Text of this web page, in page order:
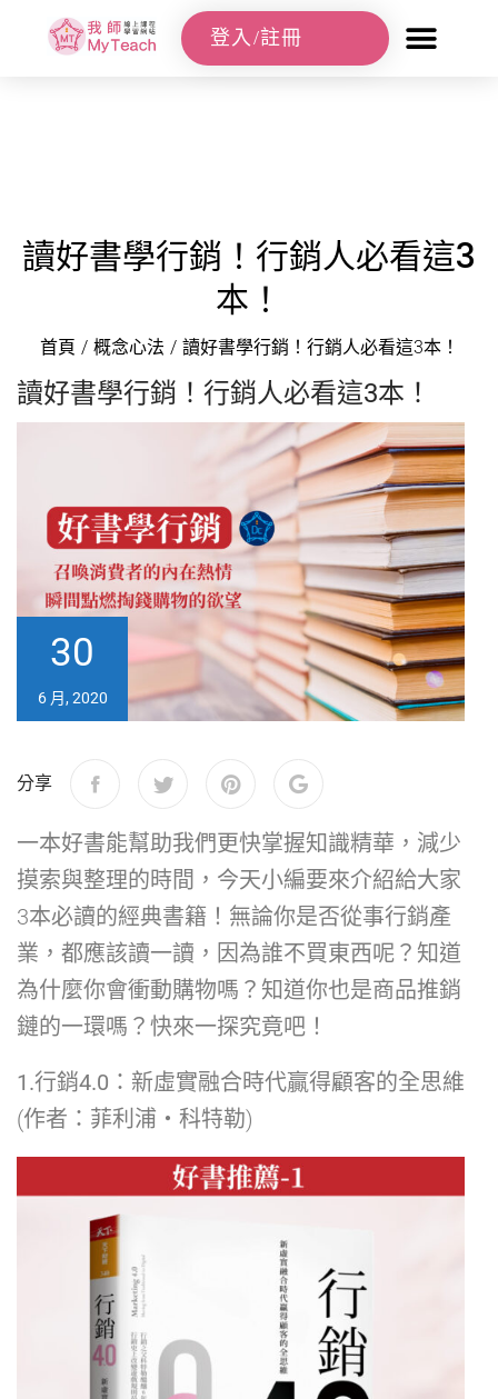
登入/註冊
讀好書學行銷！行銷人必看這3
本！
首頁 / 概念心法 / 讀好書學行銷！行銷人必看這3本！
讀好書學行銷！行銷人必看這3本！
30
6 月, 2020
分享
一本好書能幫助我們更快掌握知識精華，減少
摸索與整理的時間，今天小編要來介紹給大家
3本必讀的經典書籍！無論你是否從事行銷產
業，都應該讀一讀，因為誰不買東西呢？知道
為什麼你會衝動購物嗎？知道你也是商品推銷
鏈的一環嗎？快來一探究竟吧！
1.行銷4.0：新虛實融合時代贏得顧客的全思維
(作者：菲利浦‧科特勒)